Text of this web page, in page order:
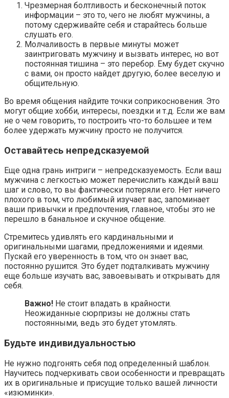
Чрезмерная болтливость и бесконечный поток
информации – это то, чего не любят мужчины, а
потому сдерживайте себя и старайтесь больше
слушать его.
Молчаливость в первые минуты может
заинтриговать мужчину и вызвать интерес, но вот
постоянная тишина – это перебор. Ему будет скучно
с вами, он просто найдет другую, более веселую и
общительную.
Во время общения найдите точки соприкосновения. Это
могут общие хобби, интересы, поездки и т.д. Если же вам
не о чем говорить, то построить что-то большее и тем
более удержать мужчину просто не получится.
Оставайтесь непредсказуемой
Еще одна грань интриги – непредсказуемость. Если ваш
мужчина с легкостью может перечислить каждый ваш
шаг и слово, то вы фактически потеряли его. Нет ничего
плохого в том, что любимый изучает вас, запоминает
ваши привычки и предпочтения, главное, чтобы это не
перешло в банальное и скучное общение.
Стремитесь удивлять его кардинальными и
оригинальными шагами, предложениями и идеями.
Пускай его уверенность в том, что он знает вас,
постоянно рушится. Это будет подталкивать мужчину
еще больше изучать вас, завоевывать и открывать для
себя.
Важно! Не стоит впадать в крайности.
Неожиданные сюрпризы не должны стать
постоянными, ведь это будет утомлять.
Будьте индивидуальностью
Не нужно подгонять себя под определенный шаблон.
Научитесь подчеркивать свои особенности и превращать
их в оригинальные и присущие только вашей личности
«изюминки».